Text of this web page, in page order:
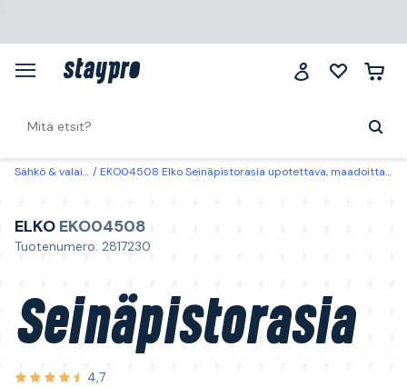
Sähkö & valaistus EKO04508 Elko Seinäpistorasia upotettava, maadoittamaton, 2-osainen, ilman kynsiä
ELKO EKO04508
Tuotenumero: 2817230
Seinäpistorasia
4,7